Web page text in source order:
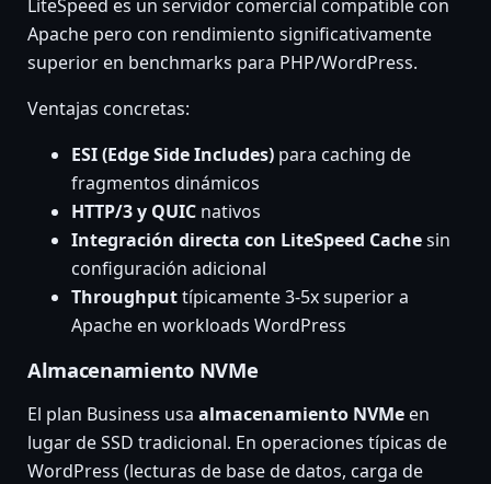
LiteSpeed es un servidor comercial compatible con
Apache pero con rendimiento significativamente
superior en benchmarks para PHP/WordPress.
Ventajas concretas:
ESI (Edge Side Includes) para caching de
fragmentos dinámicos
HTTP/3 y QUIC nativos
Integración directa con LiteSpeed Cachesin
configuración adicional
Throughputtípicamente 3-5x superior a
Apache en workloads WordPress
Almacenamiento NVMe
El plan Business usaalmacenamiento NVMe en
lugar de SSD tradicional. En operaciones típicas de
WordPress (lecturas de base de datos, carga de